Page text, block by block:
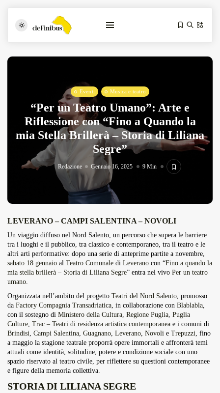
Iosonouncane A Lecce: Concerto Acustico...
13 Min
Tarantarte Al Festival De Fès...
Giugno 4, 2026 15 Min
4 Min
Eventi Musica e teatro
“Per un Teatro Umano”: Arte e
Riflessione con “Fino a Quando la
mia Stella Brillerà – Storia di Liliana
Segre”
Redazione Gennaio 16, 2025 9 Min
LEVERANO – CAMPI SALENTINA – NOVOLI
Un viaggio diffuso nel Nord Salento, un percorso che supera le barriere
tra i luoghi e il pubblico, tra classico e contemporaneo, tra il teatro e le
altri arti performative: dopo una serie di anteprime partite a novembre,
sabato 18 gennaio al Teatro Comunale di Leverano con “Fino a quando la
mia stella brillerà – Storia di Liliana Segre” entra nel vivo Per un teatro
umano.
Organizzata nell’ambito del progetto Teatri del Nord Salento, promosso
da Factory Compagnia Transadriatica, in collaborazione con Blablabla,
con il sostegno di Ministero della Cultura, Regione Puglia, Puglia
Culture, Trac – Teatri di residenza artistica contemporanea e i comuni di
Brindisi, Campi Salentina, Guagnano, Leverano, Novoli e Trepuzzi, fino
a maggio la stagione teatrale proporrà opere immortali e affronterà temi
attuali come identità, solitudine, potere e condizione sociale con uno
spazio riservato al teatro civile, per riflettere su questioni contemporanee
e figure della memoria collettiva.
STORIA DI LILIANA SEGRE